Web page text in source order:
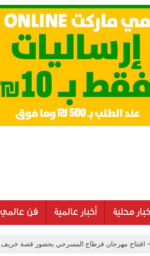
محلية أخبار عالمية فن عالمي
افتتاح مهرجان قرطاج المسرحي بحضور قصة خريف